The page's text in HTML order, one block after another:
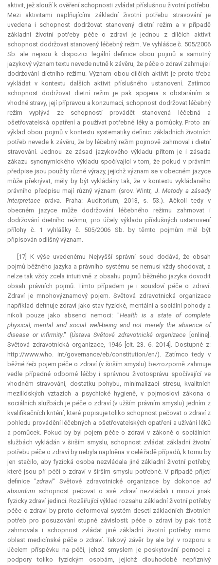
aktivit, jež slouží k ověření schopnosti zvládat příslušnou životní potřebu.
Mezi aktivitami naplňujícími základní životní potřebu stravování je
uvedena i schopnost dodržovat stanovený dietní režim a v případě
základní životní potřeby péče o zdraví je jednou z dílčích aktivit
schopnost dodržovat stanovený léčebný režim. Ve vyhlášce č. 505/2006
Sb. ale nejsou k dispozici legální definice obou pojmů a samotný
jazykový význam textu nevede nutně k závěru, že péče o zdraví zahrnuje i
dodržování dietního režimu. Význam obou dílčích aktivit je proto třeba
vykládat v kontextu dalších aktivit příslušného ustanovení. Zatímco
schopnost dodržovat dietní režim je pak spojena s obstaráním si
vhodné stravy, její přípravou a konzumací, schopnost dodržovat léčebný
režim vyplývá ze schopností provádět stanovená léčebná a
ošetřovatelská opatření a používat potřebné léky a pomůcky. Proto ani
výklad obou pojmů v kontextu systematiky definic základních životních
potřeb nevede k závěru, že by léčebný režim pojmově zahrnoval i dietní
stravování. Jednou ze zásad jazykového výkladu přitom je i zásada
zákazu synonymického výkladu spočívající v tom, že pokud v právním
předpise jsou použity různé výrazy, jejichž význam se v obecném jazyce
může překrývat, měly by být vykládány tak, že v kontextu vykládaného
právního předpisu mají různý význam (srov. Wintr, J. Metody a zásady
interpretace práva. Praha: Auditorium, 2013, s. 53.). Ačkoli tedy v
obecném jazyce může dodržování léčebného režimu zahrnovat i
dodržování dietního režimu, pro účely výkladu příslušných ustanovení
přílohy č. 1 vyhlášky č. 505/2006 Sb. by těmto pojmům měl být
připisován odlišný význam.
[17] K výše uvedenému Nejvyšší správní soud dodává, že obsah
pojmů běžného jazyka a právního systému se nemusí vždy shodovat, a
nelze tak vždy zcela intuitivně z obsahu pojmů běžného jazyka dovodit
obsah právních pojmů. Tímto případem je i sousloví péče o zdraví.
Zdraví je mnohovýznamový pojem. Světová zdravotnická organizace
například definuje zdraví jako stav fyzické, mentální a sociální pohody a
nikoli pouze jako absenci nemoci: "Health is a state of complete
physical, mental and social well-being and not merely the absence of
disease or infirmity." (Ústava Světové zdravotnické organizace
[online].
Světová zdravotnická organizace, 1946 [cit. 23. 6. 2014]. Dostupné z:
http://www.who. int/governance/eb/constitution/en/). Zatímco tedy v
běžné řeči pojem péče o zdraví (v širším smyslu) bezrozporně zahrnuje
vedle případné odborné léčby i správnou životosprávu spočívající ve
vhodném stravování, dostatku pohybu, minimalizaci stresu, kvalitních
mezilidských vztazích a psychické hygieně, v pojmosloví zákona o
sociálních službách je péče o zdraví (v užším právním smyslu) jedním z
kvalifikačních kritérií, které popisuje toliko schopnost pečovat o zdraví z
pohledu provádění léčebných a ošetřovatelských opatření a užívání léků
a pomůcek. Pokud by byl pojem péče o zdraví v zákoně o sociálních
službách vykládán v širším smyslu, schopnost zvládat základní životní
potřebu péče o zdraví by nebyla naplněna v celé řadě případů; k tomu by
jen stačilo, aby fyzická osoba nezvládala jiné základní životní potřeby,
které jsou při péči o zdraví v širším smyslu potřebné. V případě přijetí
definice "zdraví" Světové zdravotnické organizace by dokonce ad
absurdum schopnost pečovat o své zdraví nezvládali i mnozí jinak
fyzicky zdraví jedinci. Rozšiřující výklad rozsahu základní životní potřeby
péče o zdraví by proto deformoval systém deseti základních životních
potřeb pro posuzování stupně závislosti; péče o zdraví by pak totiž
zahrnovala i schopnost zvládat jiné základní životní potřeby mimo
oblast medicínské péče o zdraví. Takový závěr by ale byl v rozporu s
účelem příspěvku na péči, jehož smyslem je poskytování pomoci a
podpory toliko fyzickým osobám, jejichž dlouhodobě nepříznivý